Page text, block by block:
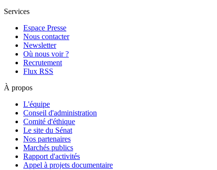
Services
Espace Presse
Nous contacter
Newsletter
Où nous voir ?
Recrutement
Flux RSS
À propos
L'équipe
Conseil d'administration
Comité d'éthique
Le site du Sénat
Nos partenaires
Marchés publics
Rapport d'activités
Appel à projets documentaire